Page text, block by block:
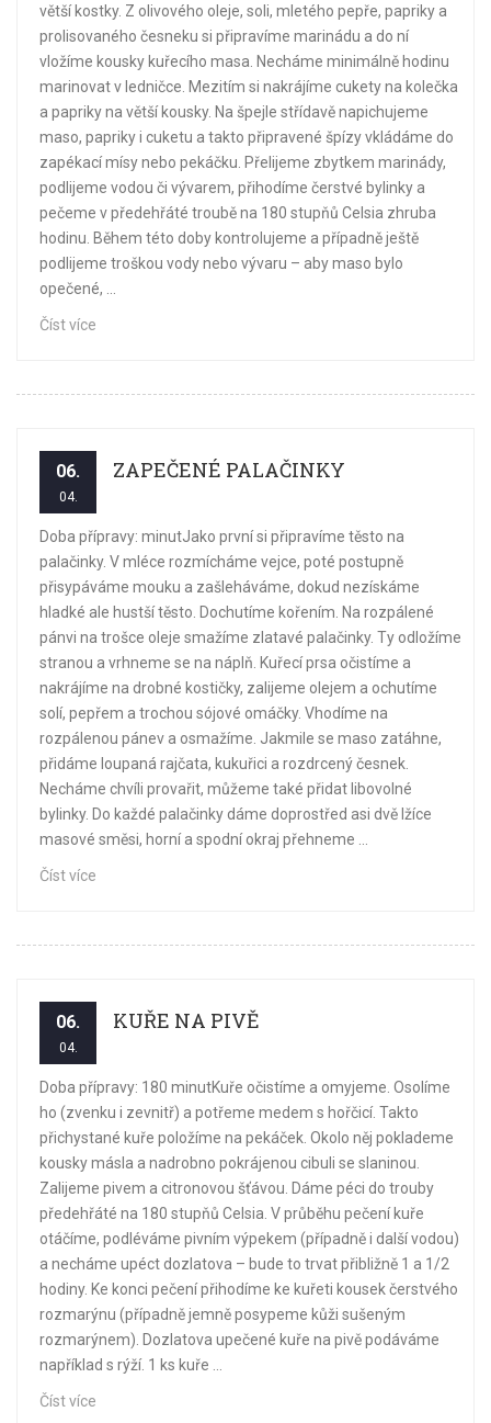
větší kostky. Z olivového oleje, soli, mletého pepře, papriky a
prolisovaného česneku si připravíme marinádu a do ní
vložíme kousky kuřecího masa. Necháme minimálně hodinu
marinovat v ledničce. Mezitím si nakrájíme cukety na kolečka
a papriky na větší kousky. Na špejle střídavě napichujeme
maso, papriky i cuketu a takto připravené špízy vkládáme do
zapékací mísy nebo pekáčku. Přelijeme zbytkem marinády,
podlijeme vodou či vývarem, přihodíme čerstvé bylinky a
pečeme v předehřáté troubě na 180 stupňů Celsia zhruba
hodinu. Během této doby kontrolujeme a případně ještě
podlijeme troškou vody nebo vývaru – aby maso bylo
opečené, ...
Číst více
06.
04.
ZAPEČENÉ PALAČINKY
Doba přípravy: minutJako první si připravíme těsto na
palačinky. V mléce rozmícháme vejce, poté postupně
přisypáváme mouku a zašleháváme, dokud nezískáme
hladké ale hustší těsto. Dochutíme kořením. Na rozpálené
pánvi na trošce oleje smažíme zlatavé palačinky. Ty odložíme
stranou a vrhneme se na náplň. Kuřecí prsa očistíme a
nakrájíme na drobné kostičky, zalijeme olejem a ochutíme
solí, pepřem a trochou sójové omáčky. Vhodíme na
rozpálenou pánev a osmažíme. Jakmile se maso zatáhne,
přidáme loupaná rajčata, kukuřici a rozdrcený česnek.
Necháme chvíli provařit, můžeme také přidat libovolné
bylinky. Do každé palačinky dáme doprostřed asi dvě lžíce
masové směsi, horní a spodní okraj přehneme ...
Číst více
06.
04.
KUŘE NA PIVĚ
Doba přípravy: 180 minutKuře očistíme a omyjeme. Osolíme
ho (zvenku i zevnitř) a potřeme medem s hořčicí. Takto
přichystané kuře položíme na pekáček. Okolo něj poklademe
kousky másla a nadrobno pokrájenou cibuli se slaninou.
Zalijeme pivem a citronovou šťávou. Dáme péci do trouby
předehřáté na 180 stupňů Celsia. V průběhu pečení kuře
otáčíme, podléváme pivním výpekem (případně i další vodou)
a necháme upéct dozlatova – bude to trvat přibližně 1 a 1/2
hodiny. Ke konci pečení přihodíme ke kuřeti kousek čerstvého
rozmarýnu (případně jemně posypeme kůži sušeným
rozmarýnem). Dozlatova upečené kuře na pivě podáváme
například s rýží. 1 ks kuře ...
Číst více